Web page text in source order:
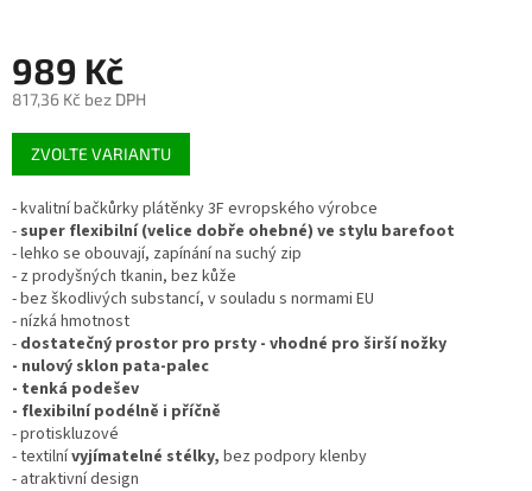
989 Kč
817,36 Kč bez DPH
Měrná
cena:
ZVOLTE VARIANTU
- kvalitní bačkůrky plátěnky 3F evropského výrobce
- super flexibilní (velice dobře ohebné) ve stylu barefoot
- lehko se obouvají, zapínání na suchý zip
- z prodyšných tkanin, bez kůže
- bez škodlivých substancí, v souladu s normami EU
- nízká hmotnost
- dostatečný prostor pro prsty - vhodné pro širší nožky
- nulový sklon pata-palec
- tenká podešev
- flexibilní podélně i příčně
- protiskluzové
- textilnívyjímatelné stélky, bez podpory klenby
- atraktivní design